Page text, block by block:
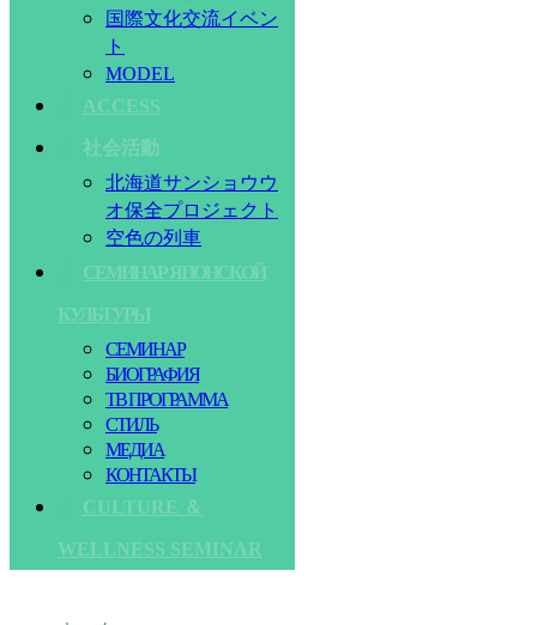
国際文化交流イベン
ト
MODEL
ACCESS
社会活動
北海道サンショウウ
オ保全プロジェクト
空色の列車
СЕМИНАР ЯПОНСКОЙ
КУЛЬТУРЫ
СЕМИНАР
БИОГРАФИЯ
ТВ ПРОГРАММА
СТИЛЬ
МЕДИА
КОНТАКТЫ
CULTURE ＆
WELLNESS SEMINAR